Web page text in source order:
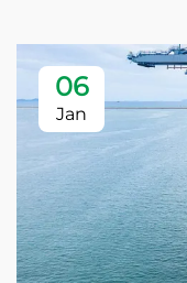
06
Jan